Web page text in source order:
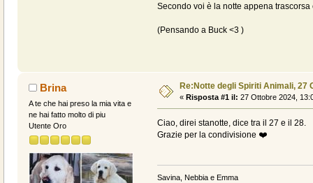
Secondo voi è la notte appena trascorsa
(Pensando a Buck <3 )
Brina
A te che hai preso la mia vita e
ne hai fatto molto di piu
Utente Oro
Re:Notte degli Spiriti Animali, 27
« Risposta #1 il: 27 Ottobre 2024,
Ciao, direi stanotte, dice tra il 27 e il 28.
Grazie per la condivisione ❤️
Savina, Nebbia e Emma